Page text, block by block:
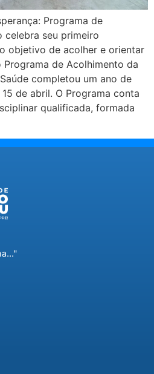
Programa de
celebra seu primeiro
objetivo de acolher e orientar
de Acolhimento da
completou um ano de
de abril. O Programa conta
qualificada, formada